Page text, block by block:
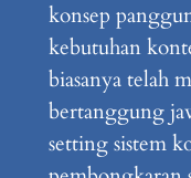
konsep
kebutuhan
biasanya telah
bertanggung
setting sistem